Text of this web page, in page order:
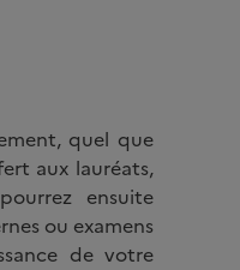
quel que
aux lauréats,
ensuite
ou examens
de votre